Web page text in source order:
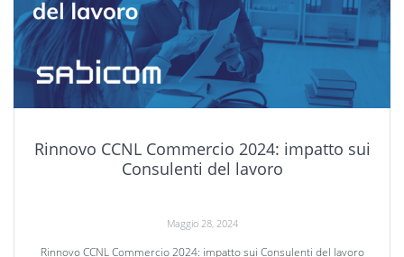
Rinnovo CCNL Commercio 2024: impatto sui
Consulenti del lavoro
Maggio 28, 2024
Rinnovo CCNL Commercio 2024: impatto sui Consulenti del lavoro